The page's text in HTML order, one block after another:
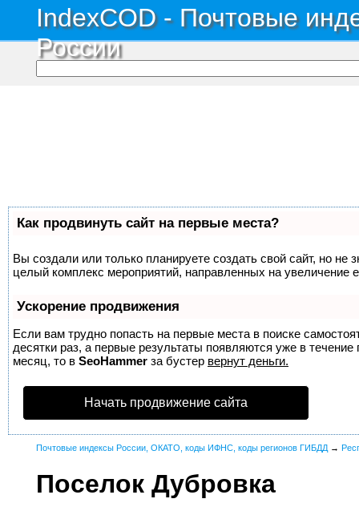
IndexCOD - Почтовые
России
Как продвинуть сайт на первые места?
Вы создали или только планируете создать свой сайт, но не
целый комплекс мероприятий, направленных на увеличение
Ускорение продвижения
Если вам трудно попасть на первые места в поиске
десятки раз, а первые результаты появляются уже в
месяц, то в SeoHammer за бустер вернут деньги.
Начать продвижение сайта
Почтовые индексы России, ОКАТО, коды ИФНС, коды регионов ГИБДД →
Поселок Дубровка